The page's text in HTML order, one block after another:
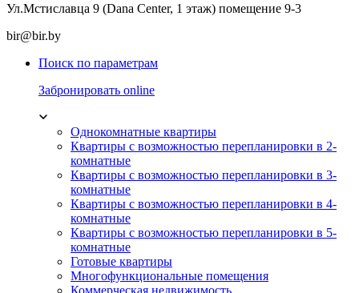
Ул.Мстиславца 9 (Dana Center, 1 этаж) помещение 9-3
bir@bir.by
Поиск по параметрам
Забронировать online
Однокомнатные квартиры
Квартиры с возможностью перепланировки в 2-
комнатные
Квартиры с возможностью перепланировки в 3-
комнатные
Квартиры с возможностью перепланировки в 4-
комнатные
Квартиры с возможностью перепланировки в 5-
комнатные
Готовые квартиры
Многофункциональные помещения
Коммерческая недвижимость